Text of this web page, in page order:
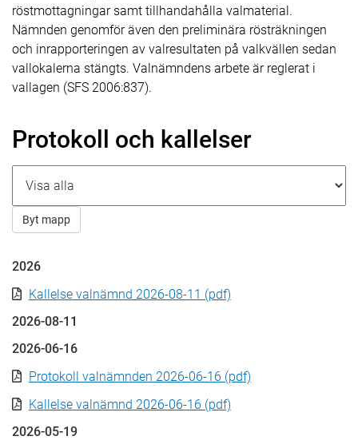
röstmottagningar samt tillhandahålla valmaterial.
Nämnden genomför även den preliminära rösträkningen
och inrapporteringen av valresultaten på valkvällen sedan
vallokalerna stängts. Valnämndens arbete är reglerat i
vallagen (SFS 2006:837).
Protokoll och kallelser
2026
Kallelse valnämnd 2026-08-11 (pdf)
2026-08-11
2026-06-16
Protokoll valnämnden 2026-06-16 (pdf)
Kallelse valnämnd 2026-06-16 (pdf)
2026-05-19